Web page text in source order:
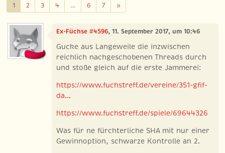
1 2 3 4 … 6 7 »Weiter
Ex-Füchse #4596, 11. September 2017, um 10:46
Gucke aus Langeweile die inzwischen
reichlich nachgeschobenen Threads durch
und stoße gleich auf die erste Jammerei:
https://www.fuchstreff.de/vereine/351-gfif-
da...
https://www.fuchstreff.de/spiele/69644326
Was für ne fürchterliche SHA mit nur einer
Gewinnoption, schwarze Kontrolle an 2.